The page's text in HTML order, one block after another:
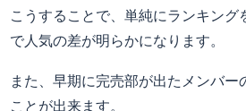
こうすることで、単純にランキング
で人気の差が明らかになります。
また、早期に完売部が出たメンバー
ことが出来ます。